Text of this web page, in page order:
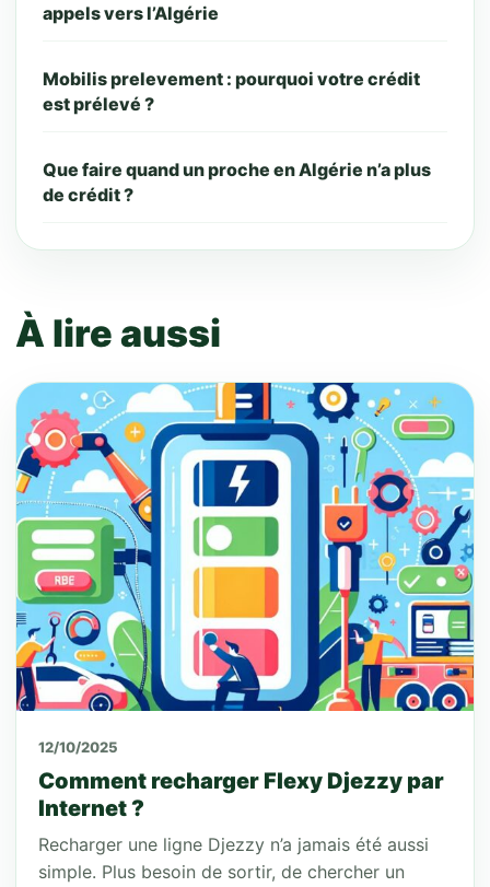
appels vers l’Algérie
Mobilis prelevement : pourquoi votre crédit
est prélevé ?
Que faire quand un proche en Algérie n’a plus
de crédit ?
À lire aussi
12/10/2025
Comment recharger Flexy Djezzy par
Internet ?
Recharger une ligne Djezzy n’a jamais été aussi
simple. Plus besoin de sortir, de chercher un